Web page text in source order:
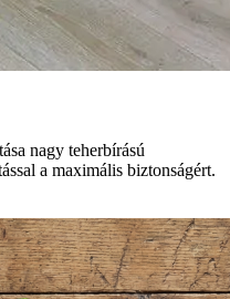
nagy teherbírású
a maximális biztonságért.